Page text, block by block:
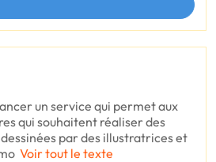
un service qui permet aux
qui souhaitent réaliser des
par des illustratrices et
Voir tout le texte